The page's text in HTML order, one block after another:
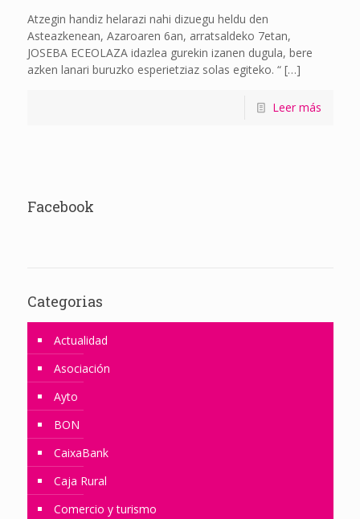
Atzegin handiz helarazi nahi dizuegu heldu den
Asteazkenean, Azaroaren 6an, arratsaldeko 7etan,
JOSEBA ECEOLAZA idazlea gurekin izanen dugula, bere
azken lanari buruzko esperietziaz solas egiteko. “[…]
Leer más
Facebook
Categorias
Actualidad
Asociación
Ayto
BON
CaixaBank
Caja Rural
Comercio y turismo